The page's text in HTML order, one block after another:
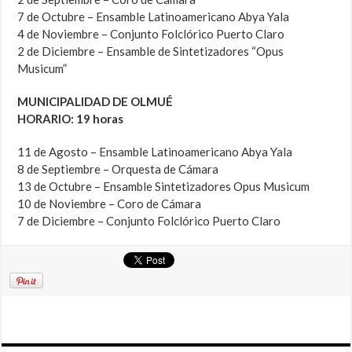
7 de Octubre – Ensamble Latinoamericano Abya Yala
4 de Noviembre – Conjunto Folclórico Puerto Claro
2 de Diciembre – Ensamble de Sintetizadores “Opus
Musicum”
MUNICIPALIDAD DE OLMUÉ
HORARIO: 19 horas
11 de Agosto – Ensamble Latinoamericano Abya Yala
8 de Septiembre – Orquesta de Cámara
13 de Octubre – Ensamble Sintetizadores Opus Musicum
10 de Noviembre – Coro de Cámara
7 de Diciembre – Conjunto Folclórico Puerto Claro